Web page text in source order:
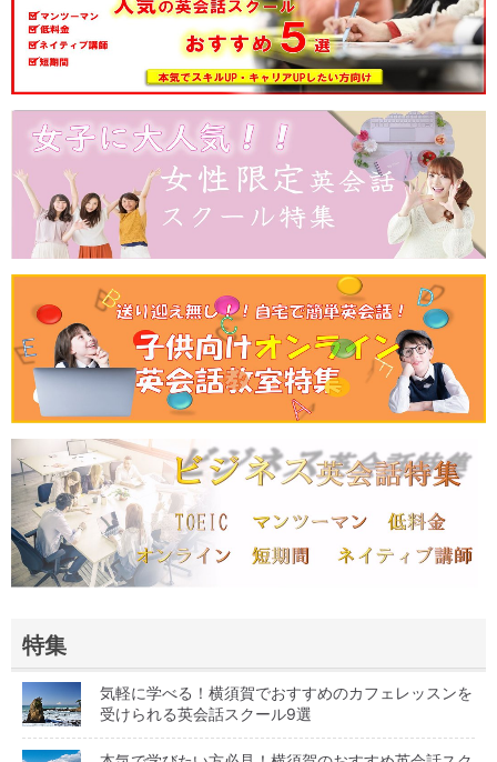
特集
気軽に学べる！横須賀でおすすめのカフェレッスンを
受けられる英会話スクール9選